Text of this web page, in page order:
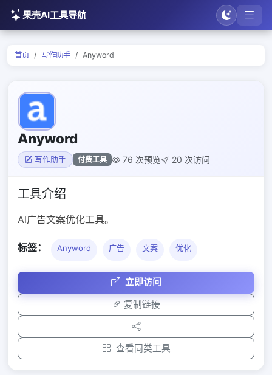
果壳AI工具导航
首页 写作助手 Anyword
Anyword
写作助手 付费工具 76 次预览 20 次访问
工具介绍
AI广告文案优化工具。
标签： Anyword 广告 文案 优化
立即访问
复制链接
查看同类工具